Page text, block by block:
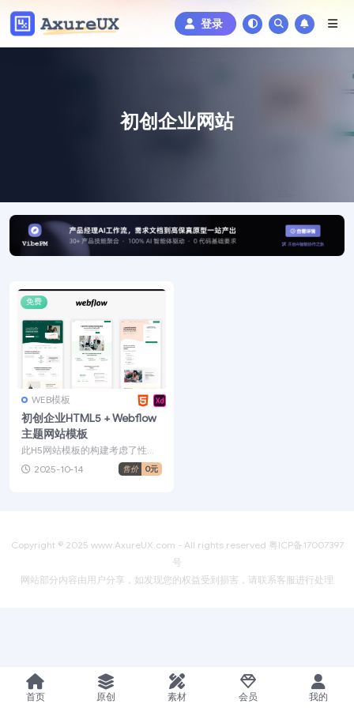
登录
初创企业网站
免费
WEB模板
初创企业HTML5 + Webflow
主题网站模板
此H5网站模板的构建考虑了性
能，速度和强大的消息传递。如
果您需要快速创建专业的启...
2025-10-14 售价 0元
Copyright © 2025 www.AxureUX.com - All rights reserved 粤ICP备17007397
号
网站部分内容由用户分享，如发现您的权益受到损害，请联系客服进行处理
首页 原创 素材 会员 我的